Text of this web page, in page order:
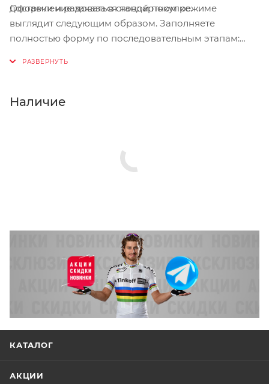
доставки и радоваться новой покупке.
Оформление заказа в стандартном режиме
выглядит следующим образом. Заполняете
полностью форму по последовательным этапам:
Нажмите кнопку «Оформить заказ».
Наличие
КАТАЛОГ
АКЦИИ